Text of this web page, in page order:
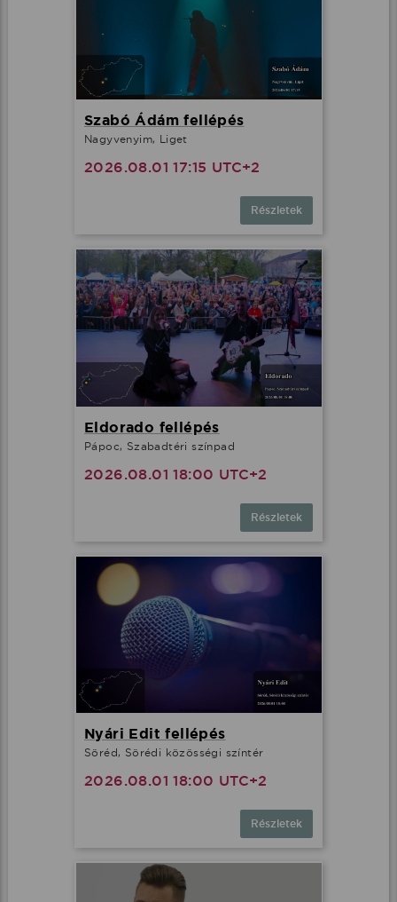
Szabó Ádám fellépés
Nagyvenyim, Liget
2026.08.01 17:15 UTC+2
Részletek
Eldorado fellépés
Pápoc, Szabadtéri színpad
2026.08.01 18:00 UTC+2
Részletek
Nyári Edit fellépés
Söréd, Sörédi közösségi színtér
2026.08.01 18:00 UTC+2
Részletek